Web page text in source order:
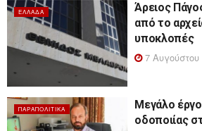
ΕΛΛΆΔΑ
Άρειος
από το
υποκλοπές
7 Αυγούστου
ΠΑΡΑΠΟΛΙΤΙΚΆ
Μεγάλο
οδοποιίας